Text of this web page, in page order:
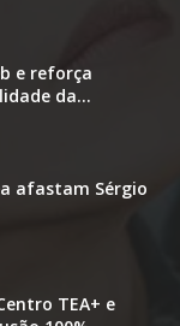
e reforça
da...
afastam Sérgio
TEA+ e